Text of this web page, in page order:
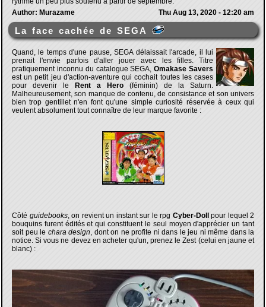
Author: Murazame
Thu Aug 13, 2020 - 12:20 am
La face cachée de SEGA
Quand, le temps d'une pause, SEGA délaissait l'arcade, il lui
prenait l'envie parfois d'aller jouer avec les filles. Titre
pratiquement inconnu du catalogue SEGA,Omakase Savers
est un petit jeu d'action-aventure qui cochait toutes les cases
pour devenir le
Rent a Hero (féminin) de la Saturn.
Malheureusement, son manque de contenu, de consistance et son univers
bien trop gentillet n'en font qu'une simple curiosité réservée à ceux qui
veulent absolument tout connaître de leur marque favorite :
Côté guidebooks, on revient un instant sur le rpg Cyber-Doll
pour lequel 2
bouquins furent édités et qui constituent le seul moyen d'apprécier un tant
soit peu le chara design, dont on ne profite ni dans le jeu ni même dans la
notice. Si vous ne devez en acheter qu'un, prenez le Zest (celui en jaune et
blanc) :